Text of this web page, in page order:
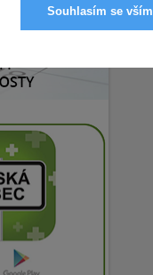
Souhlasím se vším